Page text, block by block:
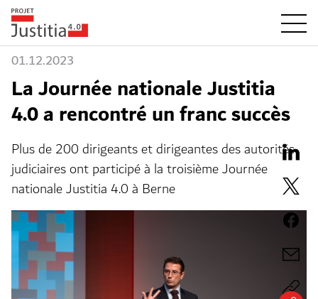
01.12.2023
La Journée nationale Justitia
4.0 a rencontré un franc succès
Plus de 200 dirigeants et dirigeantes des autorités
judiciaires ont participé à la troisième Journée
nationale Justitia 4.0 à Berne